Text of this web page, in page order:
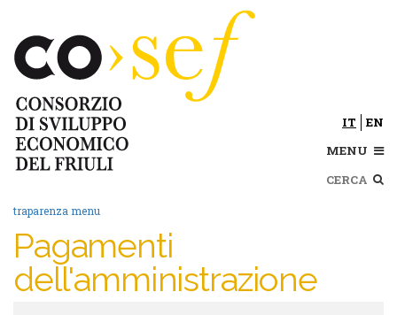
contenuto
principale
IT
EN
MENU
traparenza menu
Pagamenti
dell'amministrazione